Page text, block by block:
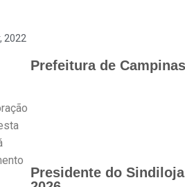
2022
Prefeitura de
Presidente do